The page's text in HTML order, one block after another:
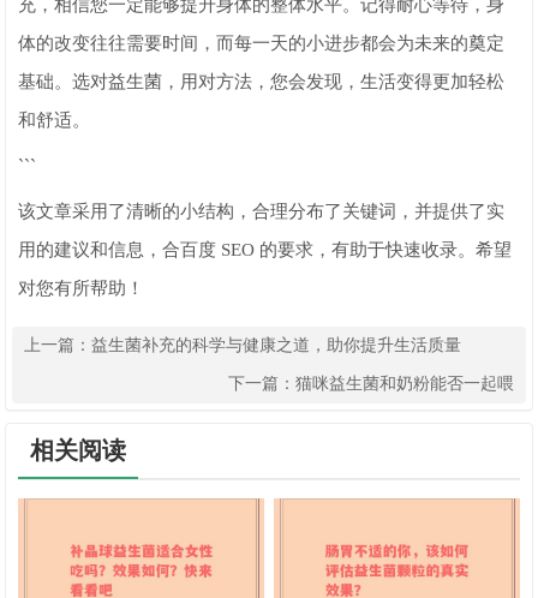
充，相信您一定能够提升身体的整体水平。记得耐心等待，身
体的改变往往需要时间，而每一天的小进步都会为未来的奠定
基础。选对益生菌，用对方法，您会发现，生活变得更加轻松
和舒适。
```
该文章采用了清晰的小结构，合理分布了关键词，并提供了实
用的建议和信息，合百度 SEO 的要求，有助于快速收录。希望
对您有所帮助！
上一篇：益生菌补充的科学与健康之道，助你提升生活质量
下一篇： 猫咪益生菌和奶粉能否一起喂
相关阅读